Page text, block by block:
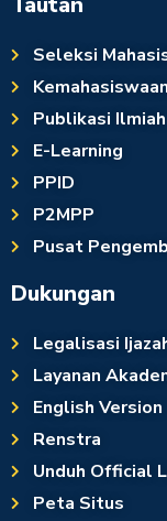
Seleksi
Kemahasiswaan
Publikasi Ilmiah
E-Learning
PPID
P2MPP
Pusat
Dukungan
Legalisasi
Layanan
English Version
Renstra
Unduh Official
Peta Situs